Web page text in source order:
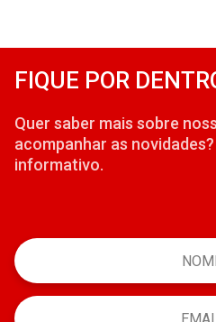
FIQUE POR
Quer saber mais sobre
acompanhar as
informativo.